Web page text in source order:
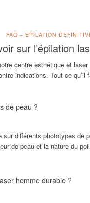
FAQ – EPILATION
sur l’épilation
centre esthétique et
indications. Tout ce
de peau ?
sur différents phototypes
de peau et la nature du
homme durable ?